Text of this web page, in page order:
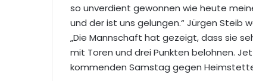
so unverdient gewonnen wie heute
und der ist uns gelungen.“ Jürgen Steib
„Die Mannschaft hat gezeigt, dass sie
mit Toren und drei Punkten belohnen.
kommenden Samstag gegen